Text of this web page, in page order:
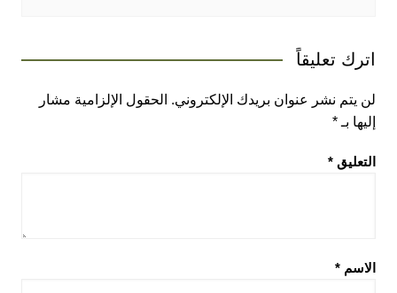
اترك تعليقاً
لن يتم نشر عنوان بريدك الإلكتروني. الحقول الإلزامية مشار
إليها بـ *
التعليق *
الاسم *